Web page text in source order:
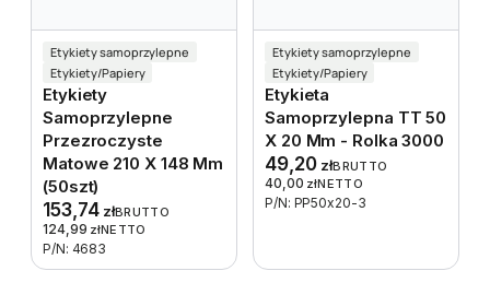
Etykiety samoprzylepne
Etykiety/Papiery
Etykiety
Samoprzylepne
Przezroczyste
Matowe 210 X 148 Mm
(50szt)
153,74 złBRUTTO
124,99 złNETTO
P/N: 4683
Etykiety samoprzylepne
Etykiety/Papiery
Etykieta
Samoprzylepna TT 50
X 20 Mm - Rolka 3000
49,20 złBRUTTO
40,00 złNETTO
P/N: PP50x20-3